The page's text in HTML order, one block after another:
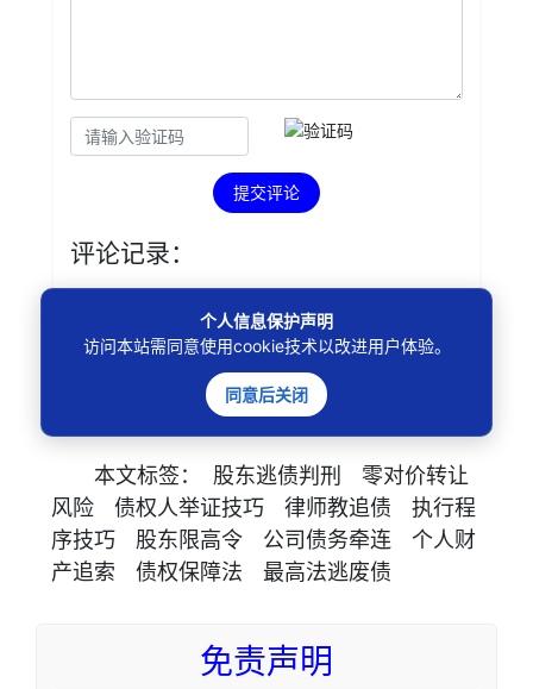
提交评论
评论记录：
未查询到任何数据！
本文标签： 股东逃债判刑
零对价转让
风险
债权人举证技巧 律师教追债
执行程
序技巧
股东限高令 公司债务牵连
个人财
产追索
债权保障法 最高法逃废债
免责声明
个人信息保护声明
访问本站需同意使用cookie技术以改进用户体验。
同意后关闭